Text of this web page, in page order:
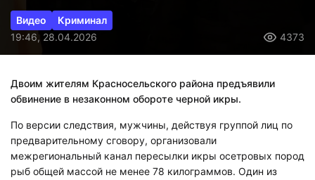
Видео
Криминал
19:46, 28.04.2026
4373
Двоим жителям Красносельского района предъявили
обвинение в незаконном обороте черной икры.
По версии следствия, мужчины, действуя группой лиц по
предварительному сговору, организовали
межрегиональный канал пересылки икры осетровых пород
рыб общей массой не менее 78 килограммов. Один из